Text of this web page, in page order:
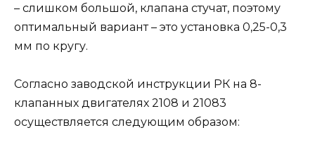
– слишком большой, клапана стучат, поэтому
оптимальный вариант – это установка 0,25-0,3
мм по кругу.
Согласно заводской инструкции РК на 8-
клапанных двигателях 2108 и 21083
осуществляется следующим образом: